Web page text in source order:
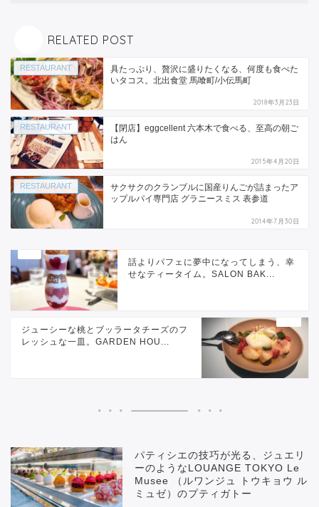
RELATED POST
RESTAURANT
具たっぷり、贅沢に盛りたくなる、何度も食べた
いタコス。北出食堂 馬喰町/小伝馬町
2018年3月23日
RESTAURANT
【閉店】eggcellent 六本木で食べる、至高の朝ご
はん
2015年4月20日
RESTAURANT
サクサクのクランブルに国産りんごが詰まったア
ップルパイ専門店 グラニースミス 表参道
2014年7月30日
話よりパフェに夢中になってしまう、幸
せなティータイム。SALON BAK...
ジューシーな桃とブッラータチーズのフ
レッシュな一皿。GARDEN HOU...
パティシエの技巧が光る、ジュエリ
ーのようなLOUANGE TOKYO Le
Musee （ルワンジュ トウキョウ ル
ミュゼ）のプティガトー